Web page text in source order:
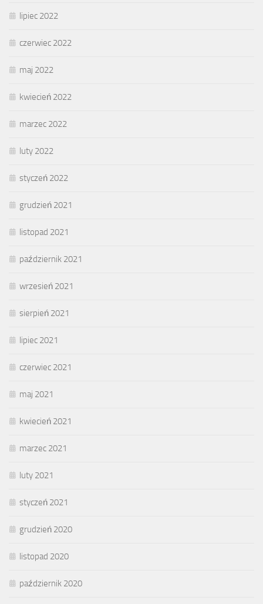
lipiec 2022
czerwiec 2022
maj 2022
kwiecień 2022
marzec 2022
luty 2022
styczeń 2022
grudzień 2021
listopad 2021
październik 2021
wrzesień 2021
sierpień 2021
lipiec 2021
czerwiec 2021
maj 2021
kwiecień 2021
marzec 2021
luty 2021
styczeń 2021
grudzień 2020
listopad 2020
październik 2020